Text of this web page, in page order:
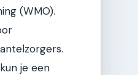
(WMO).
je een